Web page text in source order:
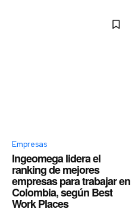
Empresas
Ingeomega lidera el
ranking de mejores
empresas para trabajar en
Colombia, según Best
Work Places